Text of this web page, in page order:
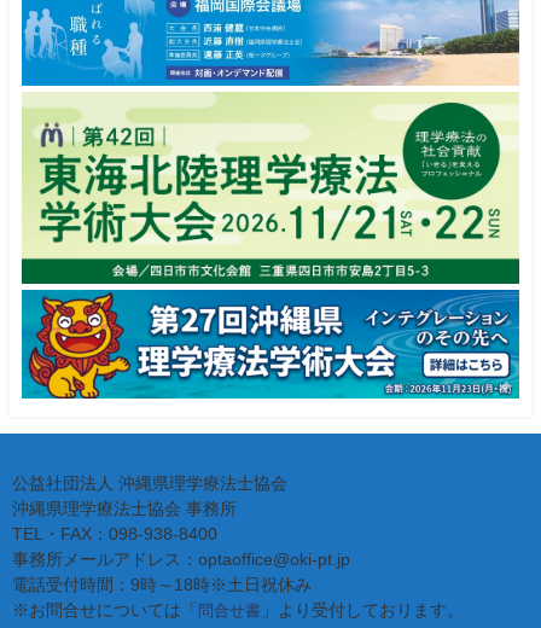
公益社団法人 沖縄県理学療法士協会
沖縄県理学療法士協会 事務所
TEL・FAX：098-938-8400
事務所メールアドレス：optaoffice@oki-pt.jp
電話受付時間：9時～18時※土日祝休み
※お問合せについては「 問合せ書 」より受付しております。